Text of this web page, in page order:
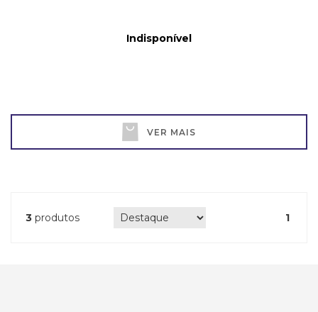
Indisponível
VER MAIS
3 produtos 1